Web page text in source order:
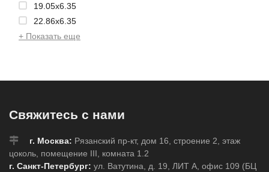
19.05x6.35
22.86x6.35
+ Показать еще
Свяжитесь с нами
г. Москва: Рязанский пр-кт, дом 16, строение 2, этаж
цоколь, помещение III, комната 1.2
г. Санкт-Петербург: ул. Ватутина, д. 19, ЛИТ А, офис 109 (БЦ